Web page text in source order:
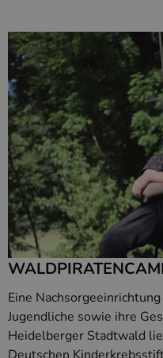
Eine
Jugendliche sowie ihre
Heidelberger Stadtwald